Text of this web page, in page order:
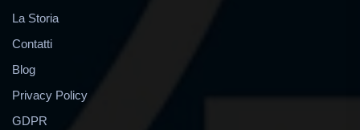
La Storia
Contatti
Blog
Privacy Policy
GDPR